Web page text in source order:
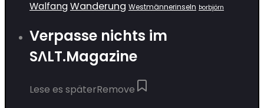
WalfangWanderung Westmännerinseln Þorbjörn
Verpasse nichts im
SΛLT.Magazine
Lese es späterRemove